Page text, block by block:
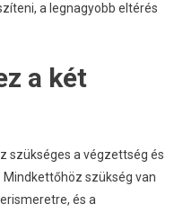
a legnagyobb eltérés
a két
szükséges a végzettség és
szükség van
és a